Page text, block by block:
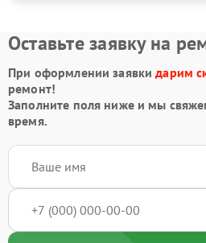
Оставьте заявку на
При оформлении заявкидарим
ремонт!
Заполните поля ниже и мы
время.